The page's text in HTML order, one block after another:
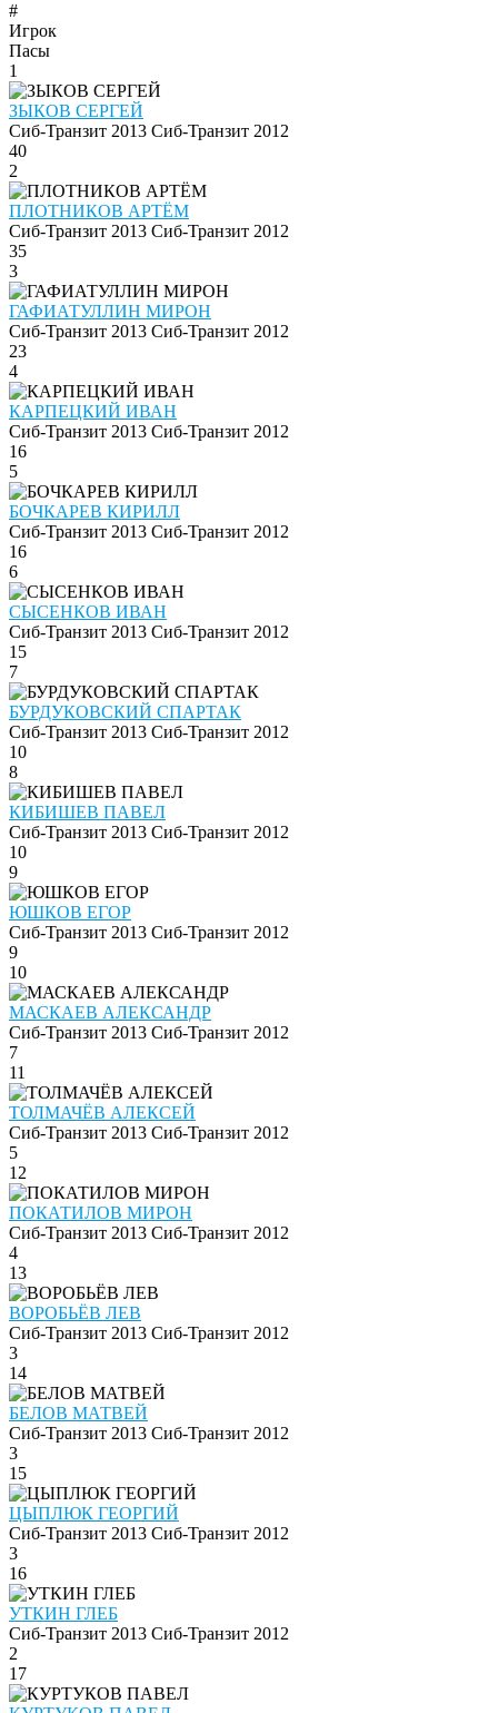
#
Игрок
Пасы
1
ЗЫКОВ СЕРГЕЙ
Сиб-Транзит 2013 Сиб-Транзит 2012
40
2
ПЛОТНИКОВ АРТЁМ
Сиб-Транзит 2013 Сиб-Транзит 2012
35
3
ГАФИАТУЛЛИН МИРОН
Сиб-Транзит 2013 Сиб-Транзит 2012
23
4
КАРПЕЦКИЙ ИВАН
Сиб-Транзит 2013 Сиб-Транзит 2012
16
5
БОЧКАРЕВ КИРИЛЛ
Сиб-Транзит 2013 Сиб-Транзит 2012
16
6
СЫСЕНКОВ ИВАН
Сиб-Транзит 2013 Сиб-Транзит 2012
15
7
БУРДУКОВСКИЙ СПАРТАК
Сиб-Транзит 2013 Сиб-Транзит 2012
10
8
КИБИШЕВ ПАВЕЛ
Сиб-Транзит 2013 Сиб-Транзит 2012
10
9
ЮШКОВ ЕГОР
Сиб-Транзит 2013 Сиб-Транзит 2012
9
10
МАСКАЕВ АЛЕКСАНДР
Сиб-Транзит 2013 Сиб-Транзит 2012
7
11
ТОЛМАЧЁВ АЛЕКСЕЙ
Сиб-Транзит 2013 Сиб-Транзит 2012
5
12
ПОКАТИЛОВ МИРОН
Сиб-Транзит 2013 Сиб-Транзит 2012
4
13
ВОРОБЬЁВ ЛЕВ
Сиб-Транзит 2013 Сиб-Транзит 2012
3
14
БЕЛОВ МАТВЕЙ
Сиб-Транзит 2013 Сиб-Транзит 2012
3
15
ЦЫПЛЮК ГЕОРГИЙ
Сиб-Транзит 2013 Сиб-Транзит 2012
3
16
УТКИН ГЛЕБ
Сиб-Транзит 2013 Сиб-Транзит 2012
2
17